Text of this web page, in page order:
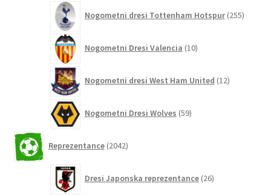
Nogometni dresi Tottenham Hotspur 255
Nogometni Dresi Valencia 10izdelkov
Nogometni dresi West Ham United 12izdelkov
Nogometni Dresi Wolves 59izdelkov
Reprezentance 2042izdelkov
Dresi Japonska reprezentance 26izdelkov